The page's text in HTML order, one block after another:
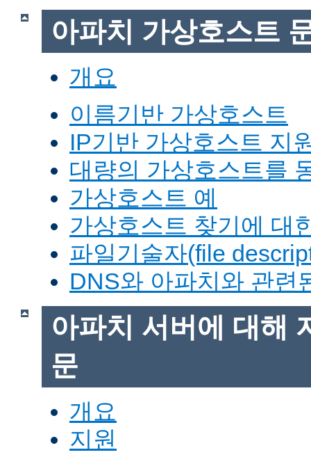
아파치 가상호스트
개요
이름기반 가상호스트
IP기반 가상호스트 지
대량의 가상호스트를
가상호스트 예
가상호스트 찾기에 대
파일기술자(file
DNS와 아파치와 관련
아파치 서버에 대해
문
개요
지원